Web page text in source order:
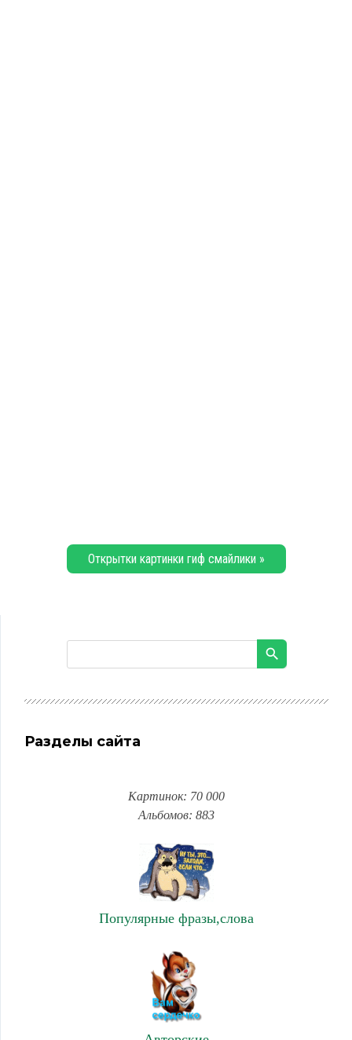
Открытки картинки гиф смайлики »
Разделы сайта
Картинок: 70 000
Альбомов: 883
Популярные фразы,слова